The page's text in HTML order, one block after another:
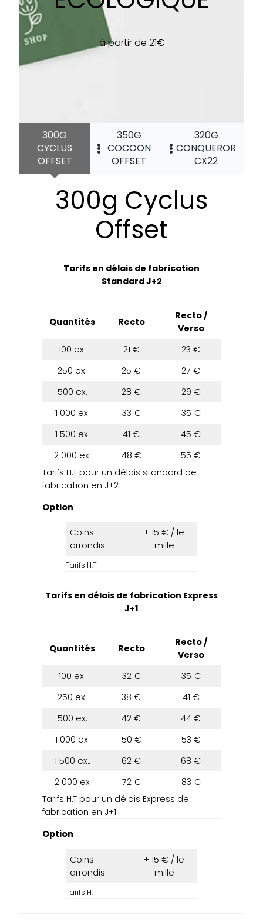
à partir de 21€
300G
CYCLUS
OFFSET
350G
COCOON
OFFSET
320G
CONQUEROR
CX22
300g Cyclus
Offset
Tarifs en délais de fabrication
Standard J+2
Quantités Recto
Recto /
Verso
100 ex.
21 €
23 €
250 ex.
25 €
27 €
500 ex.
28 €
29 €
1 000 ex.
33 €
35 €
1 500 ex.
41 €
45 €
2 000 ex.
48 €
55 €
Tarifs H.T pour un délais standard de
fabrication en J+2
Option
Coins
arrondis
+ 15 € / le
mille
Tarifs H.T
Tarifs en délais de fabrication Express
J+1
Quantités Recto
Recto /
Verso
100 ex.
32 €
35 €
250 ex.
38 €
41 €
500 ex.
42 €
44 €
1 000 ex.
50 €
53 €
1 500 ex..
62 €
68 €
2 000 ex
72 €
83 €
Tarifs H.T pour un délais Express de
fabrication en J+1
Option
Coins
arrondis
+ 15 € / le
mille
Tarifs H.T